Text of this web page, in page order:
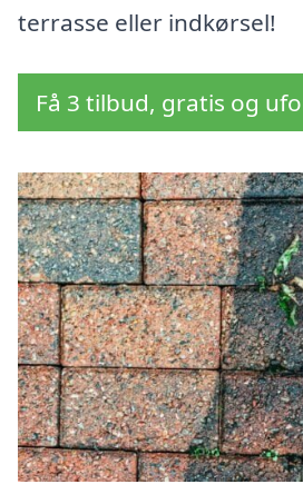
terrasse eller indkørsel!
Få 3 tilbud, gratis og